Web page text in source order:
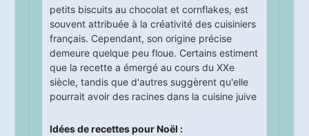
petits biscuits au chocolat et cornflakes, est
souvent attribuée à la créativité des cuisiniers
français. Cependant, son origine précise
demeure quelque peu floue. Certains estiment
que la recette a émergé au cours du XXe
siècle, tandis que d'autres suggèrent qu'elle
pourrait avoir des racines dans la cuisine juive
Idées de recettes pour Noël :